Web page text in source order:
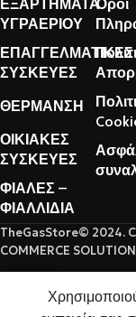
ΕΞΑΡΤΗΜΑΤΑ
ΥΓΡΑΕΡΙΟΥ
ΕΠΑΓΓΕΛΜΑΤΙΚΕΣ
ΣΥΣΚΕΥΕΣ
ΘΕΡΜΑΝΣΗ
ΟΙΚΙΑΚΕΣ
ΣΥΣΚΕΥΕΣ
ΦΙΑΛΕΣ –
ΦΙΑΛΛΙΔΙΑ
Όροι
TheGasStore© 2024.
COMMERCE
Αγαπημένα
Ο λογαριασμός μου